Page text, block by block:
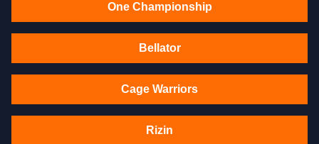
One Championship
Bellator
Cage Warriors
Rizin